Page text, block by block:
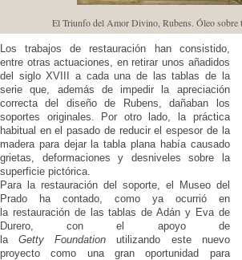
El Triunfo del Amor Divino, Rubens. Óleo sobre
Los trabajos de restauración han consistido,
entre otras actuaciones, en retirar unos añadidos
del siglo XVIII a cada una de las tablas de la
serie que, además de impedir la apreciación
correcta del diseño de Rubens, dañaban los
soportes originales. Por otro lado, la práctica
habitual en el pasado de reducir el espesor de la
madera para dejar la tabla plana había causado
grietas, deformaciones y desniveles sobre la
superficie pictórica.
Para la restauración del soporte, el Museo del
Prado ha contado, como ya ocurrió en
la restauración de las tablas de Adán y Eva de
Durero, con el apoyo de
laGetty Foundation utilizando este nuevo
proyecto como una gran oportunidad para